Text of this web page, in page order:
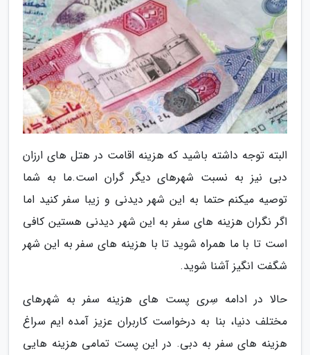
البته توجه داشته باشید که هزینه اقامت در هتل های ارزان
دبی نیز به نسبت شهرهای دیگر گران است.ما به شما
توصیه میکنم حتما به این شهر دیدنی و زیبا سفر کنید اما
اگر نگران هزینه های سفر به این شهر دیدنی هستین کافی
است تا با ما همراه شوید تا با هزینه های سفر به این شهر
شگفت انگیز آشنا شوید.
حالا در ادامه سِری پست های هزینه سفر به شهرهای
مختلف دنیا، بنا به درخواست کاربران عزیز آمده ایم سراغ
هزینه های سفر به دبی. در این پست تمامی هزینه هایی